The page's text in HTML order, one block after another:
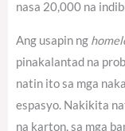
nasa 20,000 na
Ang usapin ng
pinakalantad na
natin ito sa mga
espasyo. Nakikita
na karton, sa mga